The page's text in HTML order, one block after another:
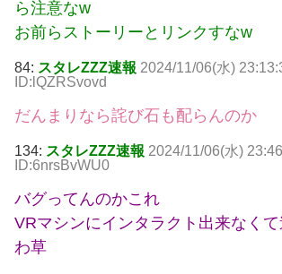
ら注意なw
お前らストーリーとリンクすなw
84: スタレZZZ速報 2024/11/06(水)
ID:lQZRSvovd
だんまりなら詫び石も配らんのか
134: スタレZZZ速報 2024/11/06(水)
ID:6nrsBvWU0
バグってんのかこれ
VRマシンにインタラクト出来なく
わ草